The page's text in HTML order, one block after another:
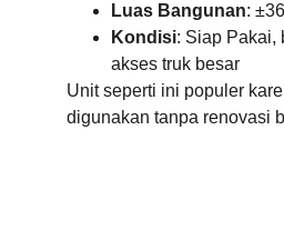
Luas Bangunan:
Kondisi: Siap Pakai,
akses truk besar
Unit seperti ini populer
digunakan tanpa renovasi